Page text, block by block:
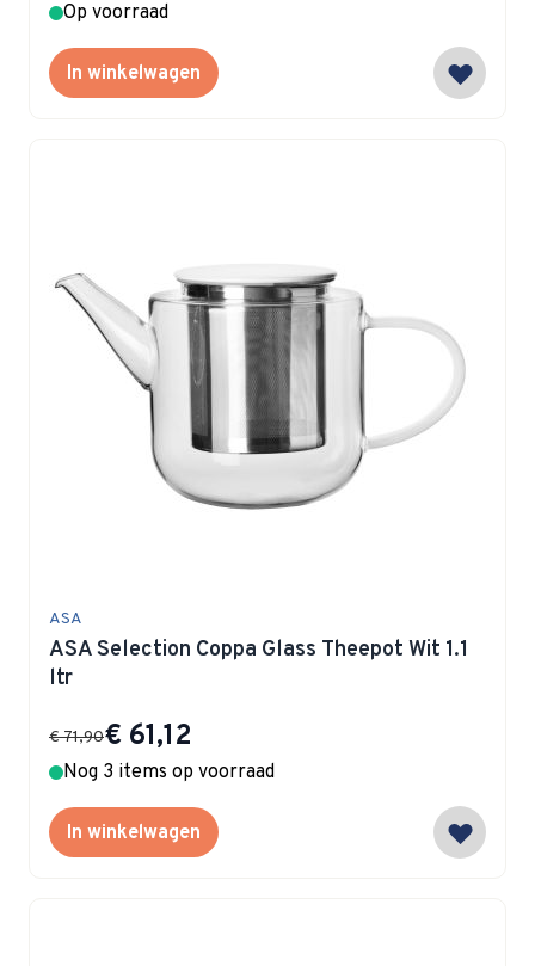
Op voorraad
In winkelwagen
ASA
ASA Selection Coppa Glass Theepot Wit 1.1
ltr
Special Price
€ 61,12
€ 71,90
Nog 3 items op voorraad
In winkelwagen